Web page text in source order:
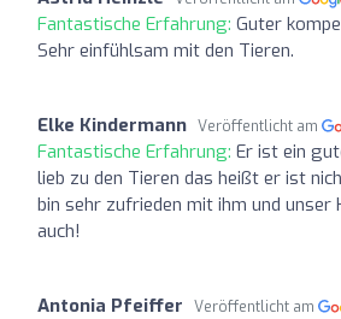
Fantastische Erfahrung: Guter
Sehr einfühlsam mit den Tieren.
Elke Kindermann Veröffentlicht am
Fantastische Erfahrung: Er ist ein
lieb zu den Tieren das heißt er ist
bin sehr zufrieden mit ihm und unser
auch!
Antonia Pfeiffer Veröffentlicht am